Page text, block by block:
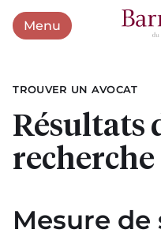
MenuOuvrir le menu
TROUVER UN AVOCAT
Résultats
recherche
Mesure de